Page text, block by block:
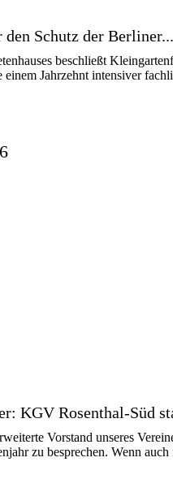
Schutz der Berliner...
beschließt
einem Jahrzehnt intensiver
KGV Rosenthal-Süd
Vorstand unseres
zu besprechen. Wenn